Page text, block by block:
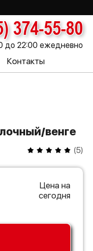
374-55-80
до 22:00 ежедневно
Контакты
венге
(5)
Цена на
сегодня